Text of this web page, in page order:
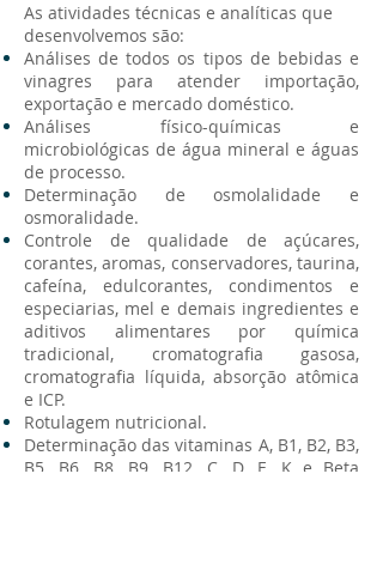
As atividades técnicas e analíticas que
desenvolvemos são:
Análises de todos os tipos de bebidas e
vinagres para atender importação,
exportação e mercado doméstico.
Análises físico-químicas e
microbiológicas de água mineral e águas
de processo.
Determinação de osmolalidade e
osmoralidade.
Controle de qualidade de açúcares,
corantes, aromas, conservadores, taurina,
cafeína, edulcorantes, condimentos e
especiarias, mel e demais ingredientes e
aditivos alimentares por química
tradicional, cromatografia gasosa,
cromatografia líquida, absorção atômica
e ICP.
Rotulagem nutricional.
Determinação das vitaminas A, B1, B2, B3,
B5, B6, B8, B9, B12, C, D, E, K e Beta